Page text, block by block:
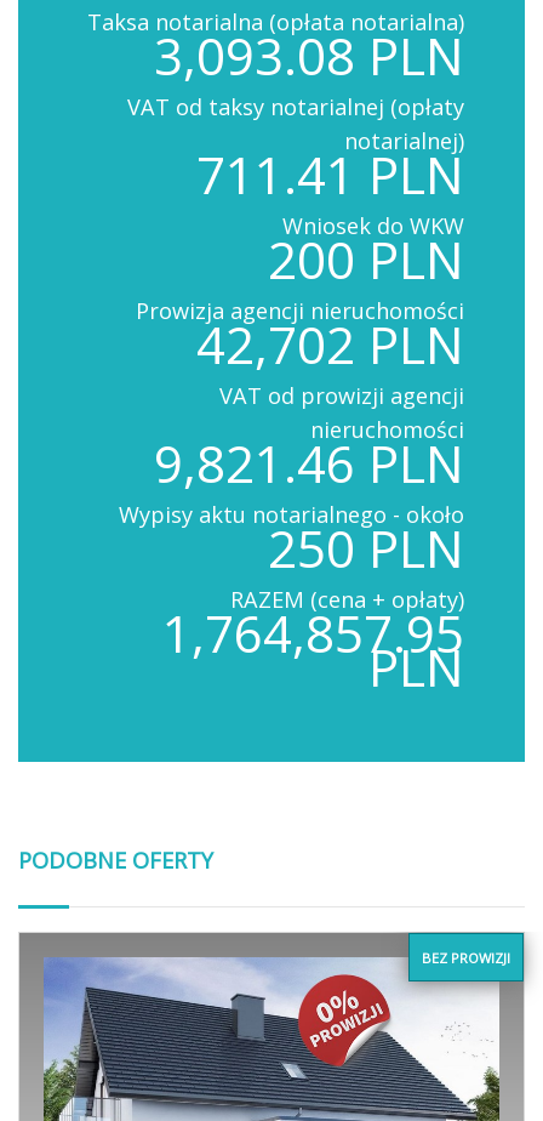
Taksa notarialna (opłata notarialna)
3,093.08 PLN
VAT od taksy notarialnej (opłaty
notarialnej)
711.41 PLN
Wniosek do WKW
200 PLN
Prowizja agencji nieruchomości
42,702 PLN
VAT od prowizji agencji
nieruchomości
9,821.46 PLN
Wypisy aktu notarialnego - około
250 PLN
RAZEM (cena + opłaty)
1,764,857.95
PLN
PODOBNE OFERTY
BEZ PROWIZJI